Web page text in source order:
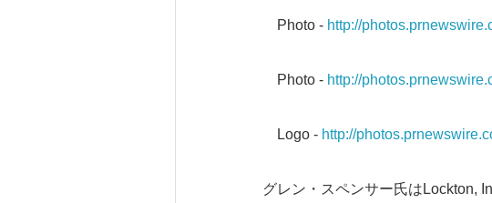
Photo - http://
Photo - http://
Logo - http://
グレン・スペンサー氏はLockton,